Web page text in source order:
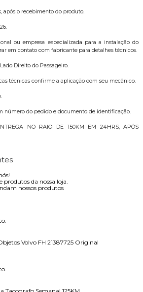
após o recebimento do produto.
ou empresa especializada para a instalação do
em contato com fabricante para detalhes técnicos.
Direito do Passageiro.
técnicas confirme a aplicação com seu mecânico.
número do pedido e documento de identificação.
NO RAIO DE 150KM EM 24HRS, APÓS
produtos da nossa loja.
nossos produtos
Volvo FH 21387725 Original